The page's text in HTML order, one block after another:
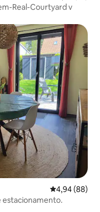
Real-Courtyard v
4,94 de uma
4,94 (88)
estacionamento.